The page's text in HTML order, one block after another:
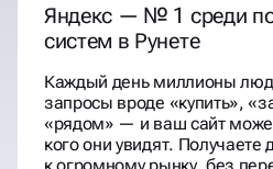
Яндекс — № 1 среди
систем в Рунете
Каждый день миллионы
запросы вроде «купить»,
«рядом» — и ваш сайт
кого они увидят. Получаете